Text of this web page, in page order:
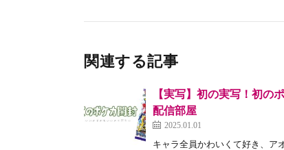
関連する記事
【実写】初の実写！初
配信部屋
2025.01.01
キャラ全員かわいくて好き、アオ